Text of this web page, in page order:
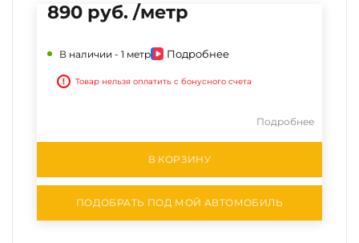
890 руб. /метр
В наличии - 1 метр Подробнее
! Товар нельзя оплатить с бонусного счета
Подробнее
В КОРЗИНУ
ПОДОБРАТЬ ПОД МОЙ АВТОМОБИЛЬ